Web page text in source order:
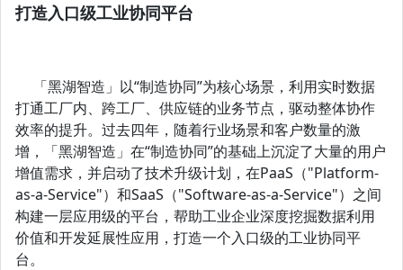
打造入口级工业协同平台
「黑湖智造」以“制造协同”为核心场景，利用实时数据
打通工厂内、跨工厂、供应链的业务节点，驱动整体协作
效率的提升。过去四年，随着行业场景和客户数量的激
增，「黑湖智造」在“制造协同”的基础上沉淀了大量的用户
增值需求，并启动了技术升级计划，在PaaS（"Platform-
as-a-Service"）和SaaS（"Software-as-a-Service"）之间
构建一层应用级的平台，帮助工业企业深度挖掘数据利用
价值和开发延展性应用，打造一个入口级的工业协同平
台。